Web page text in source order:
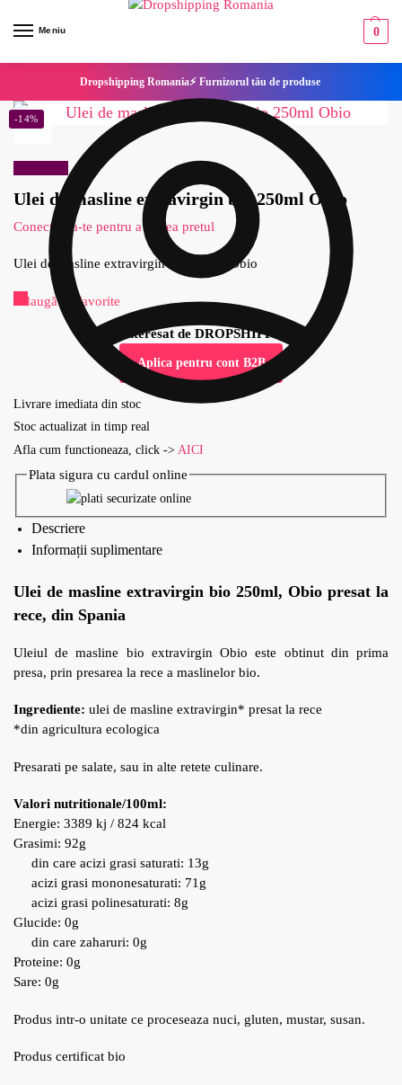
Meniu 0
Dropshipping Romania⚡ Furnizorul tău de produse
Ulei de masline extravirgin bio 250ml Obio
Conecteaza-te pentru a vedea pretul
-14%
Ulei de masline extravirgin bio 250ml Obio
Adaugă la Favorite
Esti interesat de DROPSHIPPING?
Aplica pentru cont B2B
Livrare imediata din stoc
Stoc actualizat in timp real
Afla cum functioneaza, click -> AICI
Plata sigura cu cardul online
Descriere
Informații suplimentare
Ulei de masline extravirgin bio 250ml, Obio presat la
rece, din Spania
Uleiul de masline bio extravirgin Obio este obtinut din prima
presa, prin presarea la rece a maslinelor bio.
Ingrediente: ulei de masline extravirgin* presat la rece
*din agricultura ecologica
Presarati pe salate, sau in alte retete culinare.
Valori nutritionale/100ml:
Energie: 3389 kj / 824 kcal
Grasimi: 92g
din care acizi grasi saturati: 13g
acizi grasi mononesaturati: 71g
acizi grasi polinesaturati: 8g
Glucide: 0g
din care zaharuri: 0g
Proteine: 0g
Sare: 0g
Produs intr-o unitate ce proceseaza nuci, gluten, mustar, susan.
Produs certificat bio